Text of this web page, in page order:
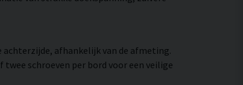
achterzijde, afhankelijk van de afmeting.
schroeven per bord voor een veilige